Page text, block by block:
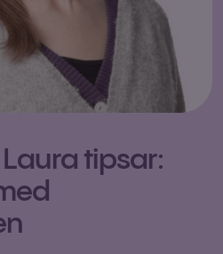
tipsar: